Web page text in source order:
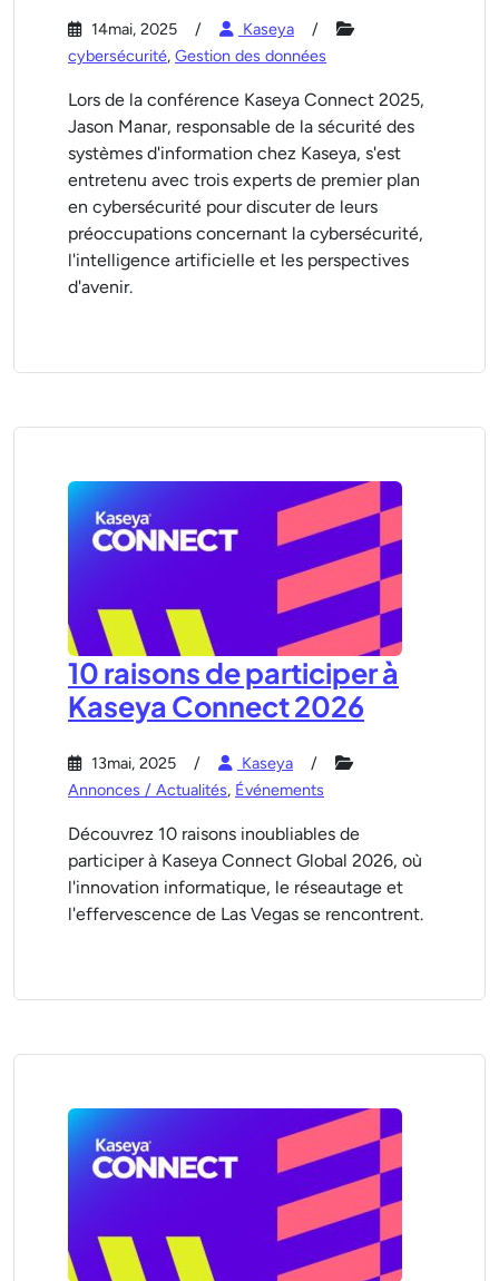
14mai, 2025
Kaseya
cybersécurité, Gestion des données
Lors de la conférence Kaseya Connect 2025,
Jason Manar, responsable de la sécurité des
systèmes d'information chez Kaseya, s'est
entretenu avec trois experts de premier plan
en cybersécurité pour discuter de leurs
préoccupations concernant la cybersécurité,
l'intelligence artificielle et les perspectives
d'avenir.
10 raisons de participer à
Kaseya Connect 2026
13mai, 2025
Kaseya
Annonces / Actualités, Événements
Découvrez 10 raisons inoubliables de
participer à Kaseya Connect Global 2026, où
l'innovation informatique, le réseautage et
l'effervescence de Las Vegas se rencontrent.